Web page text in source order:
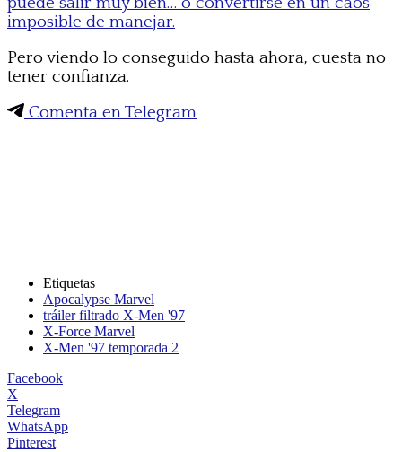
imposible de manejar.
Pero viendo lo conseguido hasta ahora, cuesta no
tener confianza.
Comenta en Telegram
Etiquetas
Apocalypse Marvel
tráiler filtrado X-Men '97
X-Force Marvel
X-Men '97 temporada 2
Facebook
X
Telegram
WhatsApp
Pinterest